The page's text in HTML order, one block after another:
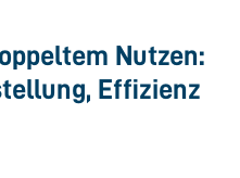
Nutzen:
Effizienz